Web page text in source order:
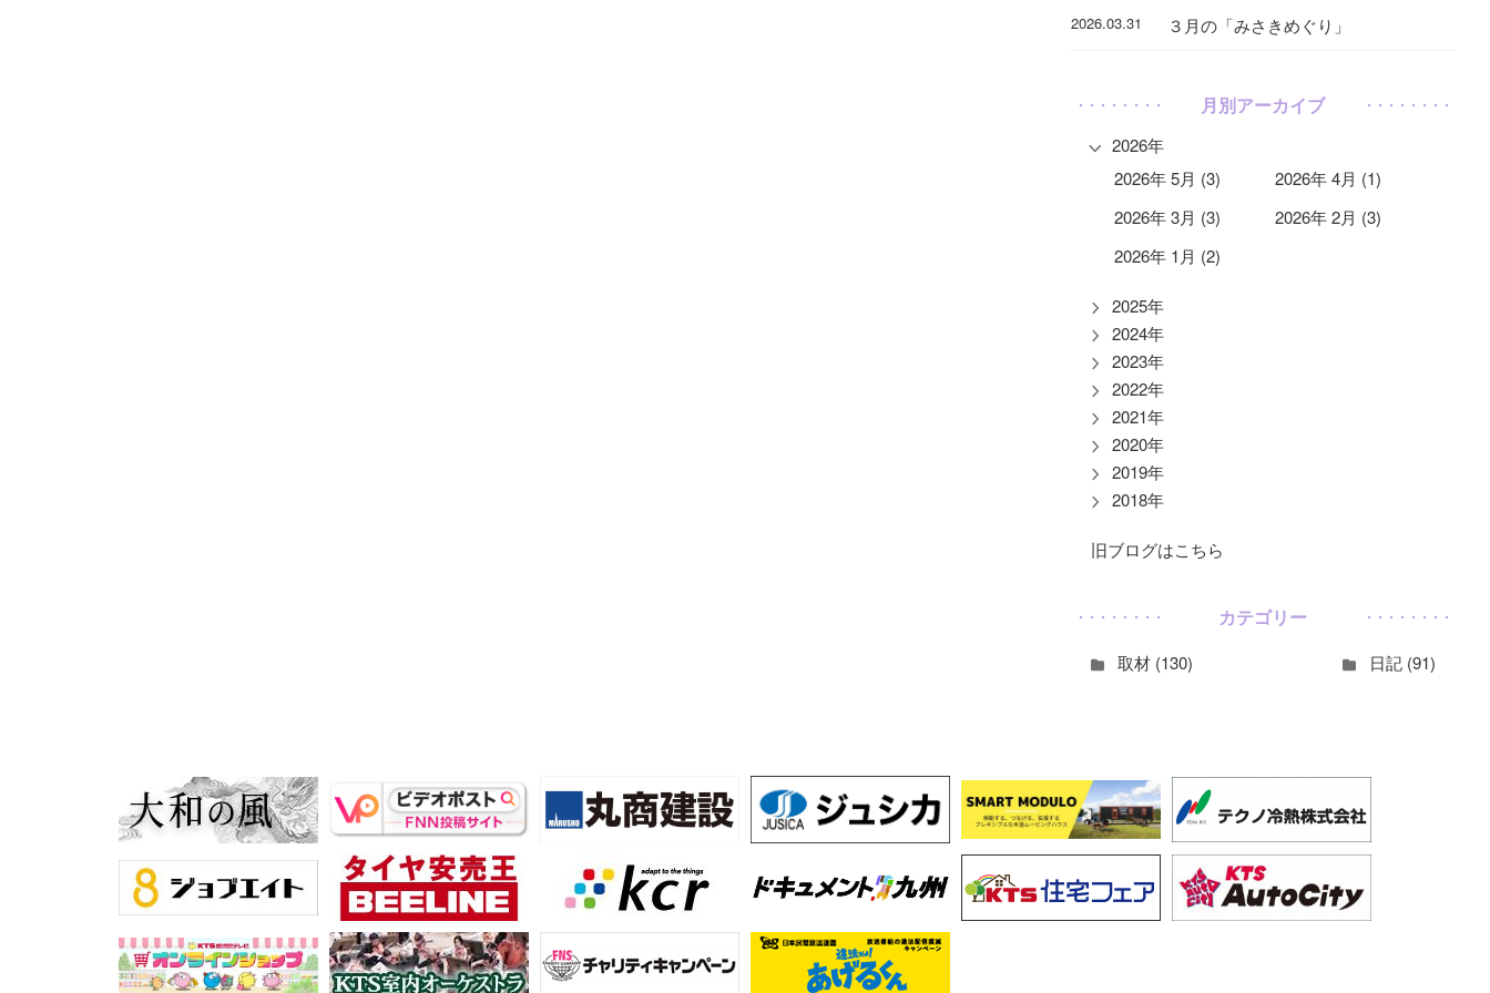
2026.03.31 ３月の「みさきめぐり」
月別アーカイブ
2026年
2026年 5月 (3)
2026年 4月 (1)
2026年 3月 (3)
2026年 2月 (3)
2026年 1月 (2)
2025年
2024年
2023年
2022年
2021年
2020年
2019年
2018年
旧ブログはこちら
カテゴリー
取材 (130) 日記 (91)